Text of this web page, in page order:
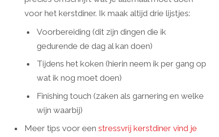
voor het kerstdiner. Ik maak altijd drie lijstjes:
Voorbereiding (dit zijn dingen die ik
gedurende de dag al kan doen)
Tijdens het koken (hierin neem ik per gang op
wat ik nog moet doen)
Finishing touch (zaken als garnering en welke
wijn waarbij)
Meer tips voor een stressvrij kerstdiner vind je